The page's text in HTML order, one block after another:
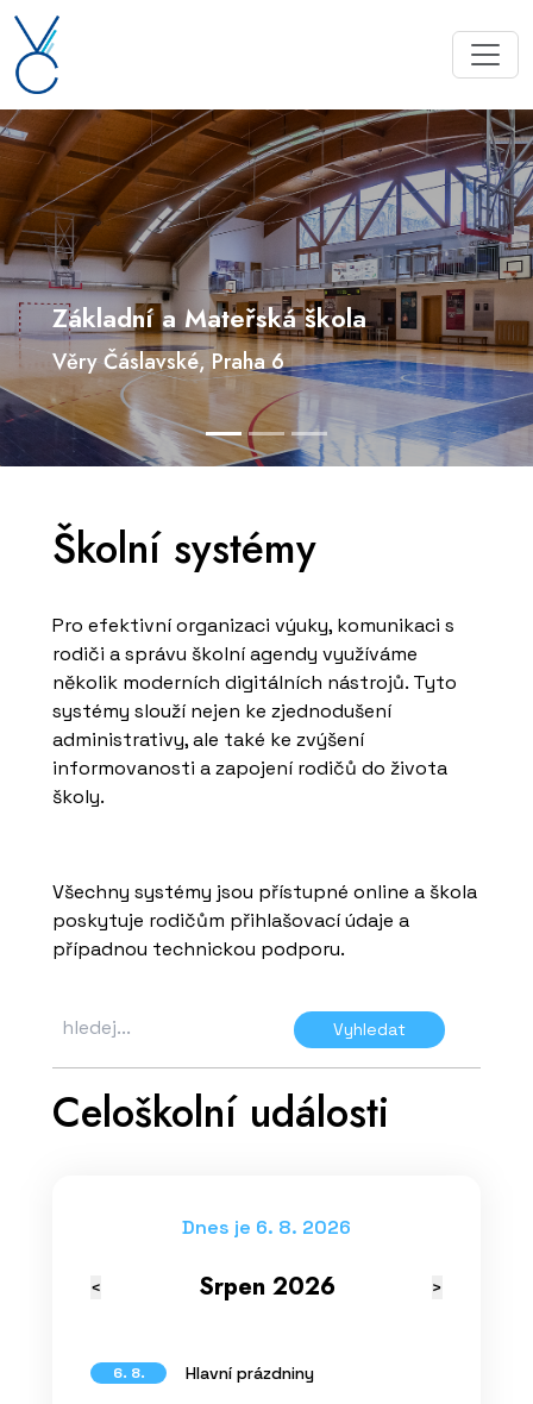
Základní a Mateřská škola
Věry Čáslavské, Praha 6
Školní systémy
Pro efektivní organizaci výuky, komunikaci s
rodiči a správu školní agendy využíváme
několik moderních digitálních nástrojů. Tyto
systémy slouží nejen ke zjednodušení
administrativy, ale také ke zvýšení
informovanosti a zapojení rodičů do života
školy.
Všechny systémy jsou přístupné online a škola
poskytuje rodičům přihlašovací údaje a
případnou technickou podporu.
Vyhledat
Celoškolní události
Dnes je 6. 8. 2026
< Srpen 2026 >
6. 8. Hlavní prázdniny